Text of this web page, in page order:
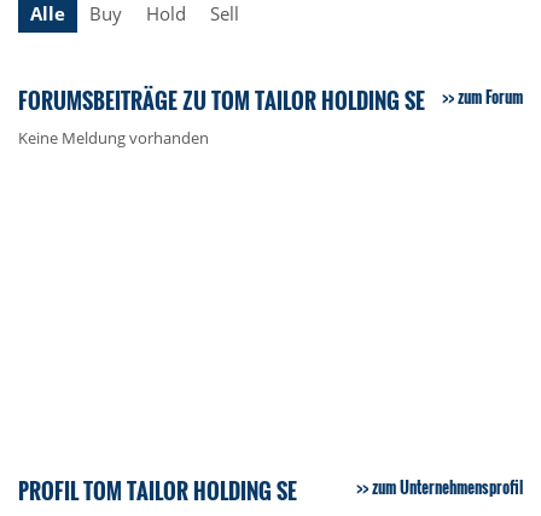
Alle Buy Hold Sell
FORUMSBEITRÄGE ZU TOM TAILOR HOLDING SE zum Forum
Keine Meldung vorhanden
PROFIL TOM TAILOR HOLDING SE zum Unternehmensprofil